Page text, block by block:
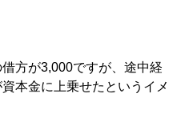
方が3,000ですが、途中経
本金に上乗せたというイメ